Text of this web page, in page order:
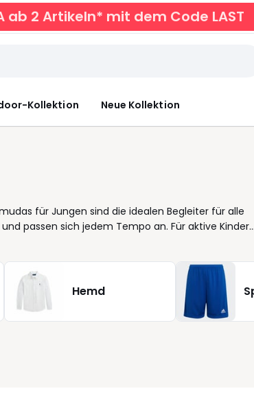
ab 2 Artikeln* mit dem Code LAST
Kollektion Neue Kollektion
für Jungen sind die idealen Begleiter für alle
passen sich jedem Tempo an. Für aktive Kinder,
moderner Stil, der ihre Persönlichkeit
die sich schnell kombinieren lassen mit T-
Kindern das Leben erleichtern: unkompliziert
sportlich, lässig oder etwas schicker jedes Modell
Ihnen Sicherheit in der Wahl zu geben.
Hemd